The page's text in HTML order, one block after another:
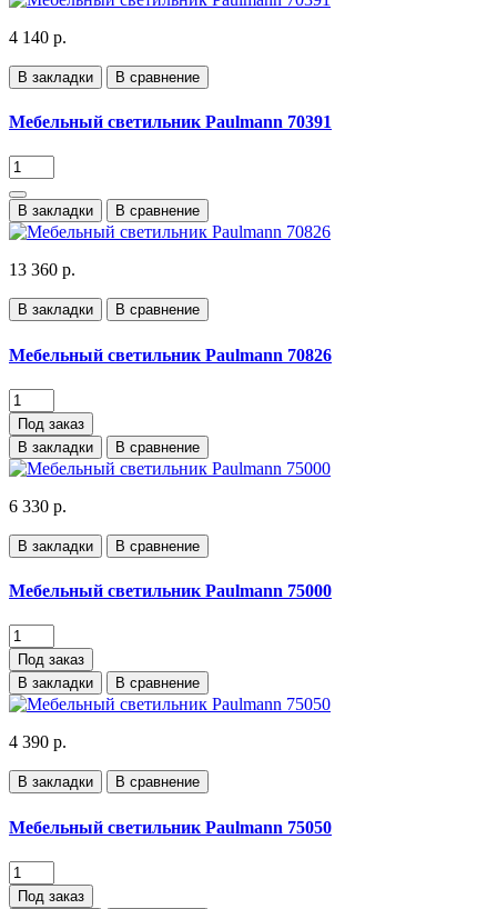
4 140 р.
В закладки В сравнение
Мебельный светильник Paulmann 70391
В закладки В сравнение
13 360 р.
В закладки В сравнение
Мебельный светильник Paulmann 70826
Под заказ
В закладки
В сравнение
6 330 р.
В закладки В сравнение
Мебельный светильник Paulmann 75000
Под заказ
В закладки
В сравнение
4 390 р.
В закладки В сравнение
Мебельный светильник Paulmann 75050
Под заказ